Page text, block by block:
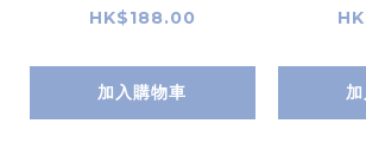
OP 天然無毒Gel甲油
HK$188.00
加入購物車
然